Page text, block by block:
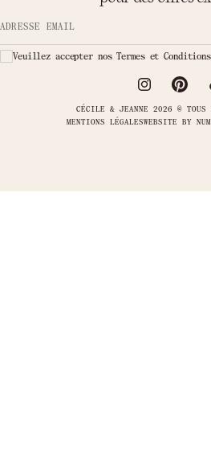
Adresse email
Veuillez accepter nos Termes et Conditions
MENTIONS LÉGALES
CÉCILE & JEANNE 2026 © TOUS
WEBSITE BY